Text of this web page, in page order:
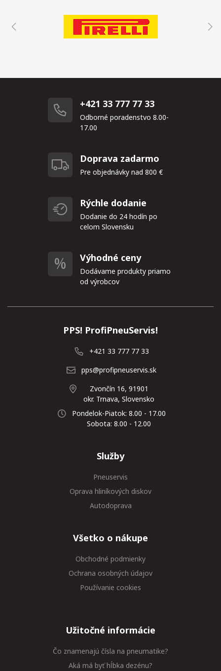
+421 33 777 77 33
Odborné poradenstvo 8.00-
17.00
Doprava zadarmo
Pre objednávky nad 800 €
Rýchle dodanie
Dodanie do 24 hodín po
celom Slovensku
Výhodné ceny
Dodávame produkty priamo
od výrobcov
PPS! ProfiPneuServis!
+421 33 777 77 33
pps@profipneuservis.sk
Zvončín 16, 91901
okr. Trnava, Slovensko
Pondelok-Piatok: 8.00 - 17.00
Sobota: 8.00 - 12.00
Služby
Pneuservis
Oprava hliníkových diskov
Autodoprava
Všetko o nákupe
Obchodné podmienky
Ochrana osobných údajov
Používanie cookies
Užitočné informácie
Čo znamenajú čísla na pneumatike?
Aká má byť hĺbka dezénu?